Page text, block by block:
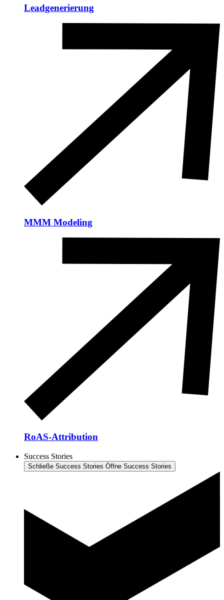
Leadgenerierung
MMM Modeling
RoAS-Attribution
Success Stories
Schließe Success Stories Öffne Success Stories